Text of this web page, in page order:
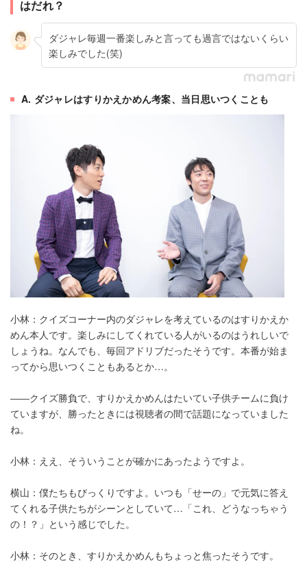
はだれ？
ダジャレ毎週一番楽しみと言っても過言ではないくらい
楽しみでした(笑)
A. ダジャレはすりかえかめん考案、当日思いつくことも
小林：クイズコーナー内のダジャレを考えているのはすりかえか
めん本人です。楽しみにしてくれている人がいるのはうれしいで
しょうね。なんでも、毎回アドリブだったそうです。本番が始ま
ってから思いつくこともあるとか…。
――クイズ勝負で、すりかえかめんはたいてい子供チームに負け
ていますが、勝ったときには視聴者の間で話題になっていました
ね。
小林：ええ、そういうことが確かにあったようですよ。
横山：僕たちもびっくりですよ。いつも「せーの」で元気に答え
てくれる子供たちがシーンとしていて…「これ、どうなっちゃう
の！？」という感じでした。
小林：そのとき、すりかえかめんもちょっと焦ったそうです。